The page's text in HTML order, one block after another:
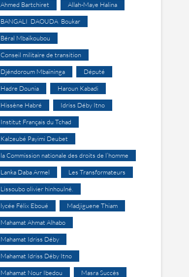
Ahmed Bartchiret Allah-Maye Halina
BANGALI DAOUDA Boukar
Béral Mbaïkoubou
Conseil militaire de transition
Djéndoroum Mbaïninga Député
Hadre Dounia Haroun Kabadi
Hissène Habré Idriss Déby Itno
Institut Français du Tchad
Kalzeubé Payimi Deubet
la Commission nationale des droits de l’homme
Lanka Daba Armel Les Transformateurs
Lissoubo olivier hinhoulné.
lycée Félix Eboué Madjiguene Thiam
Mahamat Ahmat Alhabo
Mahamat Idriss Déby
Mahamat Idriss Déby Itno
Mahamat Nour Ibedou Masra Succès